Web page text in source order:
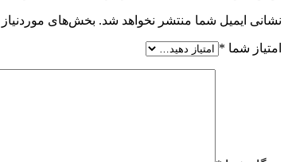
نشانی ایمیل شما منتشر نخواهد شد. بخش‌های
امتیاز شما *